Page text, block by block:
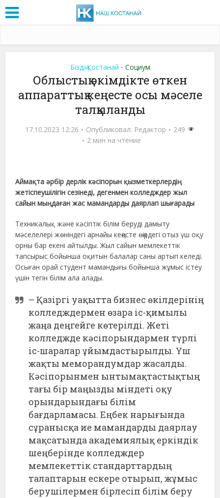
Біздің Қостанай • Социум
Облыстық әкімдікте өткен
аппараттық кеңесте осы мәселе
талқыланды
17.10.2023 12:26 Опубликовал: Редактор
249
2 мин на чтение
Аймақта әрбір дерлік кәсіпорын қызметкерлердің
жетіспеушілігін сезінеді, дегенмен колледждер жыл
сайын мыңдаған жас мамандарды даярлап шығарады
Техникалық және кәсіптік білім беруді дамыту
мәселелері жөніндегі арнайы кеңесте өңірдегі отыз үш оқу
орны бар екені айтылды. Жыл сайын мемлекеттік
тапсырыс бойынша оқитын балалар саны артып келеді.
Осыған орай студент мамандығы бойынша жұмыс істеу
үшін тегін білім ала алады.
– Қазіргі уақытта бизнес өкілдерінің
колледждермен өзара іс-қимылы
жаңа деңгейге көтерілді. Жеті
колледжде кәсіпорындармен түрлі
іс-шаралар ұйымдастырылды. Үш
жақты меморандумдар жасалды.
Кәсіпорынмен ынтымақтастықтың
тағы бір маңызды міндеті оқу
орындарындағы білім
бағдарламасы. Еңбек нарығында
сұранысқа ие мамандарды даярлау
мақсатында академиялық еркіндік
шеңберінде колледждер
мемлекеттік стандарттардың
талаптарын ескере отырып, жұмыс
берушілермен бірлесіп білім беру